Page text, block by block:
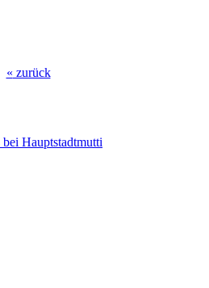
« zurück
Hauptstadtmutti